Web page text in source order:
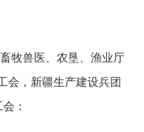
牧兽医、农垦、渔业厅
会，新疆生产建设兵团
：